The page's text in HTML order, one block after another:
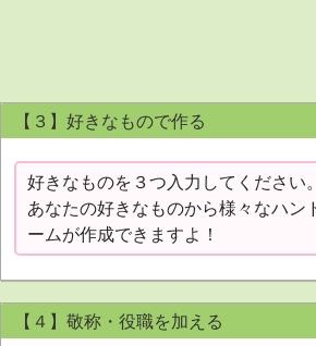
【３】好きなもので作る
好きなものを３つ入力してください。
あなたの好きなものから様々なハン
ームが作成できますよ！
【４】敬称・役職を加える